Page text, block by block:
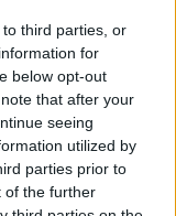
third parties, or
for
below opt-out
that after your
seeing
utilized by
parties prior to
of the further
simple mode
solide
percevons
une